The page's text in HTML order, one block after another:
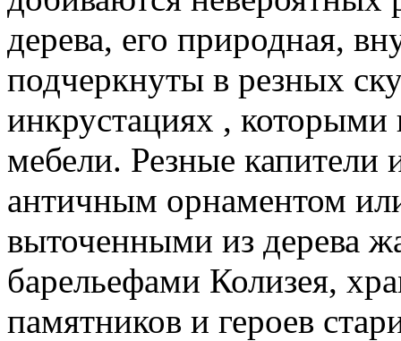
дерева, его природная,
подчеркнуты в резных
инкрустациях ,
мебели. Резные
античным орнаментом
выточенными из дерева
барельефами Колизея,
памятников и героев